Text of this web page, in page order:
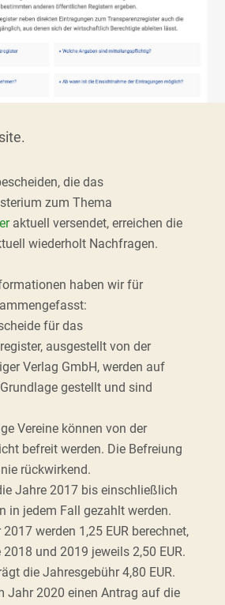
die das
zum Thema
aktuell versendet, erreichen die
wiederholt Nachfragen.
haben wir für
für das
ausgestellt von der
Verlag GmbH, werden auf
gestellt und sind
Vereine können von der
befreit werden. Die Befreiung
rückwirkend.
Jahre 2017 bis einschließlich
in jedem Fall gezahlt werden.
werden 1,25 EUR berechnet,
und 2019 jeweils 2,50 EUR.
die Jahresgebühr 4,80 EUR.
Jahr 2020 einen Antrag auf die